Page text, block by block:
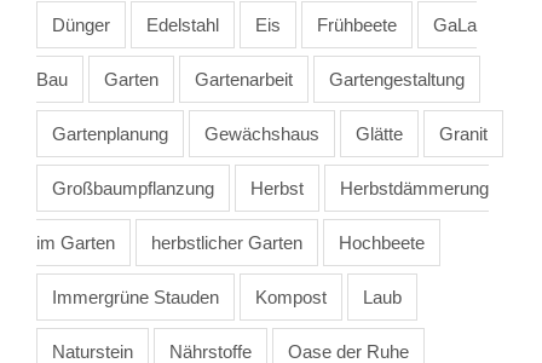
Dünger Edelstahl Eis Frühbeete GaLa
Bau Garten Gartenarbeit Gartengestaltung
Gartenplanung Gewächshaus Glätte Granit
Großbaumpflanzung Herbst Herbstdämmerung
im Garten herbstlicher Garten Hochbeete
Immergrüne Stauden Kompost Laub
Naturstein Nährstoffe Oase der Ruhe